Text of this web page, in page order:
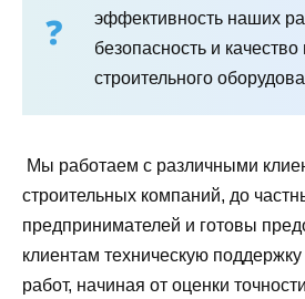
эффективность наших
безопасность и
строительного
Мы работаем с различными
строительных компаний, до
предпринимателей и готовы
клиентам техническую
работ, начиная от оценки